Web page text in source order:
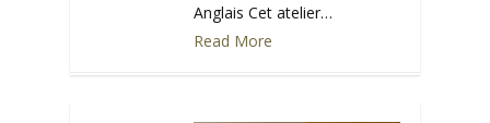
Anglais Cet atelier…
Read More